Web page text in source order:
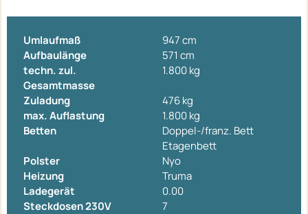
Umlaufmaß
947 cm
Aufbaulänge
571 cm
techn. zul.
Gesamtmasse
1.800 kg
Zuladung
476 kg
max. Auflastung
1.800 kg
Betten
Doppel-/franz. Bett
Etagenbett
Polster
Nyo
Heizung
Truma
Ladegerät
0.00
Steckdosen 230V
7